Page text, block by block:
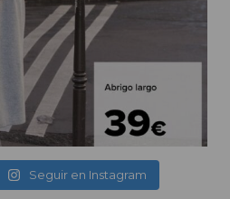
Seguir en Instagram